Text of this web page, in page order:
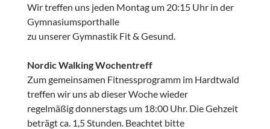
Wir treffen uns jeden Montag um 20:15 Uhr in der
Gymnasiumsporthalle
zu unserer Gymnastik Fit & Gesund.
Nordic Walking Wochentreff
Zum gemeinsamen Fitnessprogramm im Hardtwald
treffen wir uns ab dieser Woche wieder
regelmäßig donnerstags um 18:00 Uhr. Die Gehzeit
beträgt ca. 1,5 Stunden. Beachtet bitte